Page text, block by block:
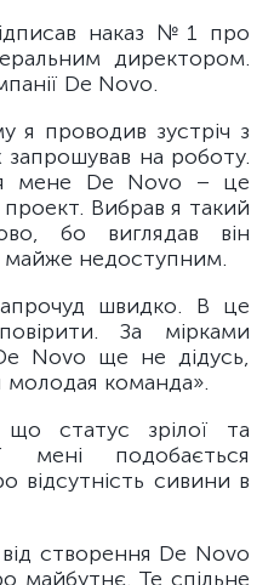
наказ №1 про
директором.
De Novo.
я проводив зустріч з
запрошував на роботу.
мене De Novo – це
Вибрав я такий
бо виглядав він
майже недоступним.
швидко. В це
За мірками
Novo ще не дідусь,
молодая команда».
статус зрілої та
мені подобається
відсутність сивини в
створення De Novo
майбутнє. Те спільне